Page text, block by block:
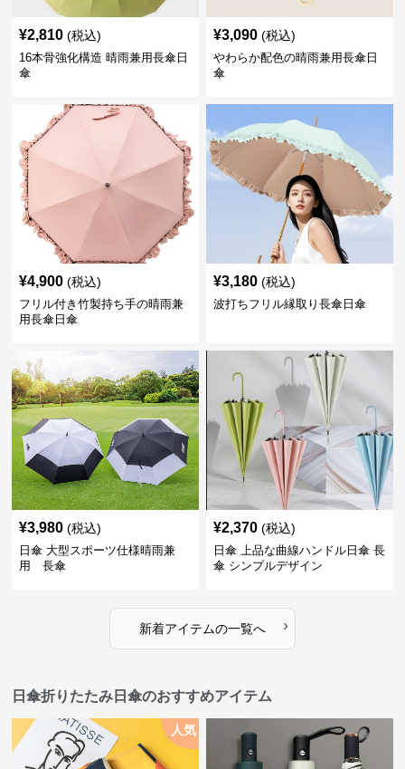
¥2,810 (税込)
16本骨強化構造 晴雨兼用長傘日
傘
¥3,090 (税込)
やわらか配色の晴雨兼用長傘日
傘
¥4,900 (税込)
フリル付き竹製持ち手の晴雨兼
用長傘日傘
¥3,180 (税込)
波打ちフリル縁取り長傘日傘
¥3,980 (税込)
日傘 大型スポーツ仕様晴雨兼
用 長傘
¥2,370 (税込)
日傘 上品な曲線ハンドル日傘 長
傘 シンプルデザイン
新着アイテムの一覧へ ›
日傘折りたたみ日傘のおすすめアイテム
人気